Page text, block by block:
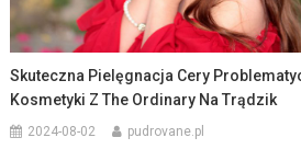
Skuteczna Pielęgnacja Cery
Kosmetyki Z The Ordinary Na Trądzik
2024-08-02 pudrovane.pl